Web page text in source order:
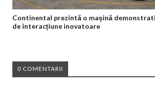
Continental prezintă o mașină
de interacțiune inovatoare
0 COMENTARII